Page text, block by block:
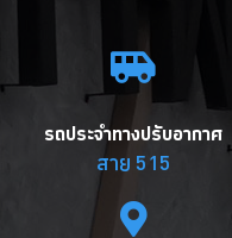
รถประจำทางปรับอากาศ
สาย 515